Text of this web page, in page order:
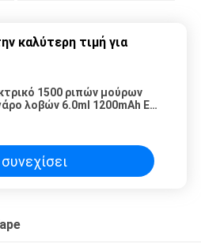
καλύτερη τιμή για
1500 ριπών μούρων
λοβών 6.0ml 1200mAh Ε